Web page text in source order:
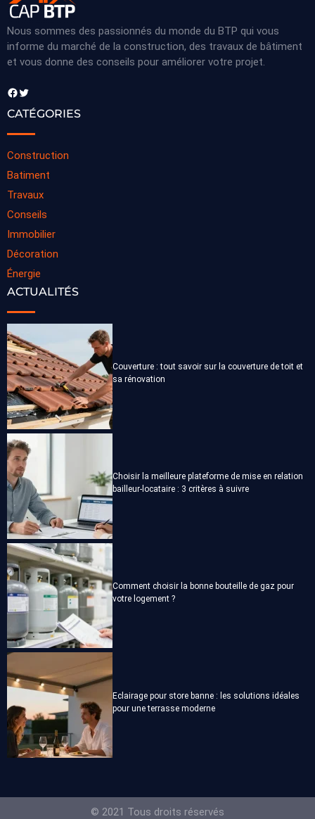
Nous sommes des passionnés du monde du BTP qui vous
informe du marché de la construction, des travaux de bâtiment
et vous donne des conseils pour améliorer votre projet.
Facebook Twitter
CATÉGORIES
Construction
Batiment
Travaux
Conseils
Immobilier
Décoration
Énergie
ACTUALITÉS
Couverture : tout savoir sur la couverture de toit et
sa rénovation
Choisir la meilleure plateforme de mise en relation
bailleur-locataire : 3 critères à suivre
Comment choisir la bonne bouteille de gaz pour
votre logement ?
Eclairage pour store banne : les solutions idéales
pour une terrasse moderne
© 2021 Tous droits réservés